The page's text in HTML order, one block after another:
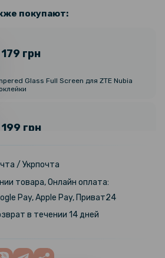
покупают:
179 грн
Glass Full Screen для ZTE Nubia
199 грн
299 грн
/ Укрпочта
товара, Онлайн оплата:
Pay, Apple Pay, Приват24
в течении 14 дней